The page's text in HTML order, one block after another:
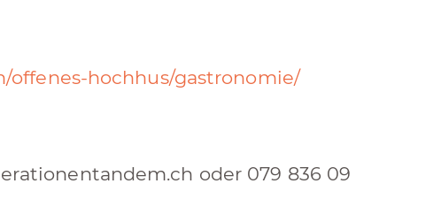
hochhus/gastronomie/
oder 079 836 09